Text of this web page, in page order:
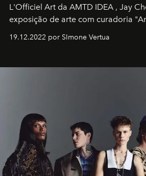
L'Officiel Art da AMTD IDEA , Jay
exposição de arte com curadoria
19.12.2022 por SImone Vertua